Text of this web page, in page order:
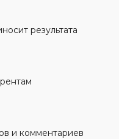
результата
и комментариев